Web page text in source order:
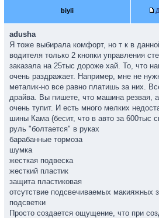
biyli
adusha
Я тоже выбирала комфорт, но т к в
водителя только 2 кнопки управления
заказала на 25тыс дороже хай. То, что
очень раздражает. Например, мне не
металик-но все равно платишь за них.
драйва. Вы пишете, что машина резвая,
очень тупит. И есть много мелких
шины Кама (бесит, что в авто за 600тыс
руль "болтается" в руках
барабанные тормоза
шумка
жесткая подвеска
жесткий пластик
защита пластиковая
отсутствие подсвечиваемых макияжных
подсветки
Просто создается ощущение, что при